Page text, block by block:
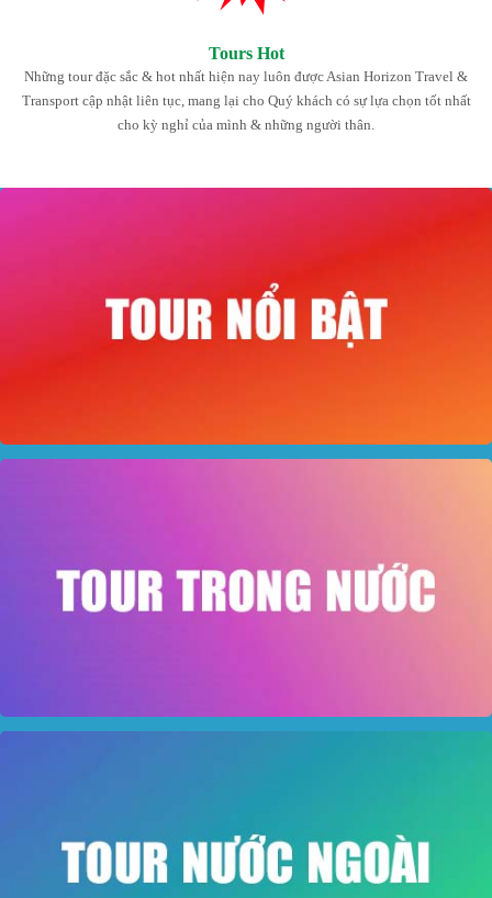
Tours Hot
Những tour đặc sắc & hot nhất hiện nay luôn được Asian Horizon Travel &
Transport cập nhật liên tục, mang lại cho Quý khách có sự lựa chọn tốt nhất
cho kỳ nghỉ của mình & những người thân.